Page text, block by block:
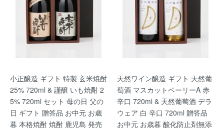
小正醸造 ギフト 特製 玄米焼酎
25% 720ml & 謹醸 いも焼酎 2
5% 720ml セット 母の日 父の
日 ギフト 贈答品 お中元 お歳
暮 本格焼酎 焼酎 鹿児島 発売
天然ワイン醸造 ギフト 天然葡
萄酒 マスカットベーリーA 赤
辛口 720ml & 天然葡萄酒 デラ
ウェア 白 辛口 720ml 贈答品
お中元 お歳暮 酸化防止剤無添